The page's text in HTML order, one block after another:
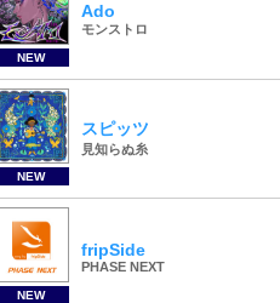
NEW
Ado
モンストロ
NEW
スピッツ
見知らぬ糸
NEW
fripSide
PHASE NEXT